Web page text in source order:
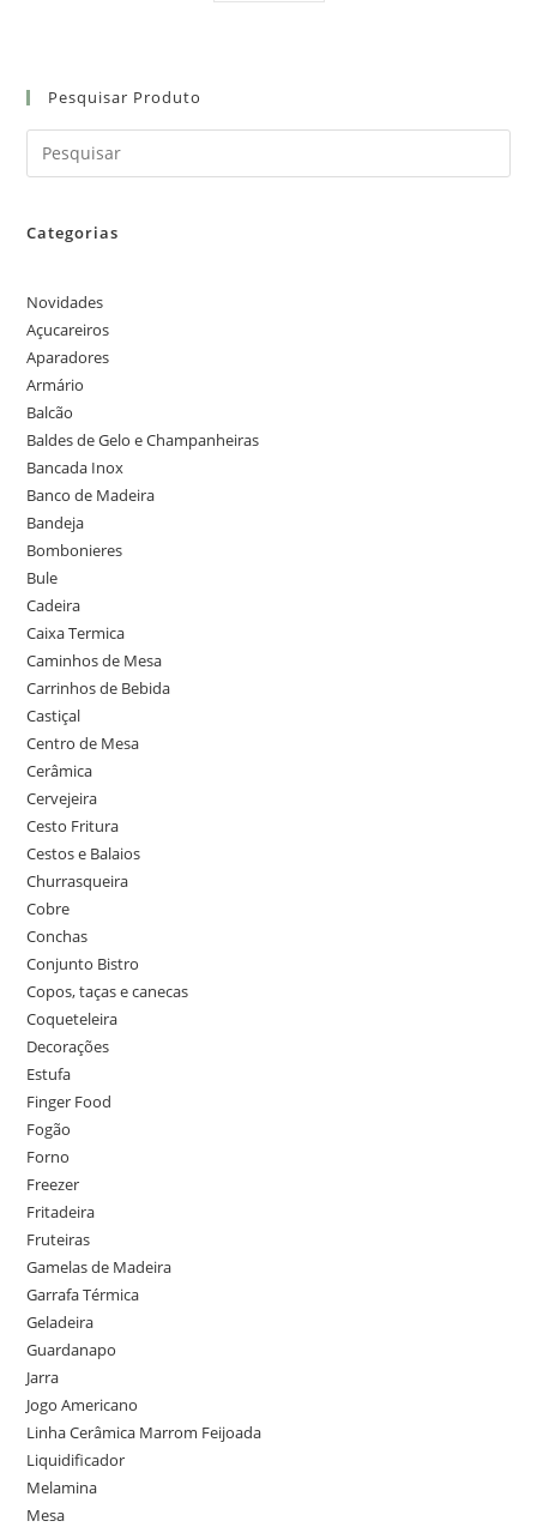
Pesquisar Produto
Categorias
Novidades
Açucareiros
Aparadores
Armário
Balcão
Baldes de Gelo e Champanheiras
Bancada Inox
Banco de Madeira
Bandeja
Bombonieres
Bule
Cadeira
Caixa Termica
Caminhos de Mesa
Carrinhos de Bebida
Castiçal
Centro de Mesa
Cerâmica
Cervejeira
Cesto Fritura
Cestos e Balaios
Churrasqueira
Cobre
Conchas
Conjunto Bistro
Copos, taças e canecas
Coqueteleira
Decorações
Estufa
Finger Food
Fogão
Forno
Freezer
Fritadeira
Fruteiras
Gamelas de Madeira
Garrafa Térmica
Geladeira
Guardanapo
Jarra
Jogo Americano
Linha Cerâmica Marrom Feijoada
Liquidificador
Melamina
Mesa